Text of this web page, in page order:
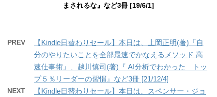
まされるな』など3冊 [19/6/1]
PREV
【Kindle日替わりセール】本日は、上岡正明(著)『自
分のやりたいことを全部最速でかなえるメソッド 高
速仕事術』、越川慎司(著)『 AI分析でわかった トッ
プ５％リーダーの習慣』など3冊 [21/12/4]
NEXT
【Kindle日替わりセール】本日は、スペンサー・ジョ